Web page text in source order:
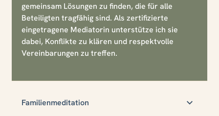
gemeinsam Lösungen zu finden, die für alle
Beteiligten tragfähig sind. Als zertifizierte
eingetragene Mediatorin unterstütze ich sie
dabei, Konflikte zu klären und respektvolle
Vereinbarungen zu treffen.
Familienmeditation